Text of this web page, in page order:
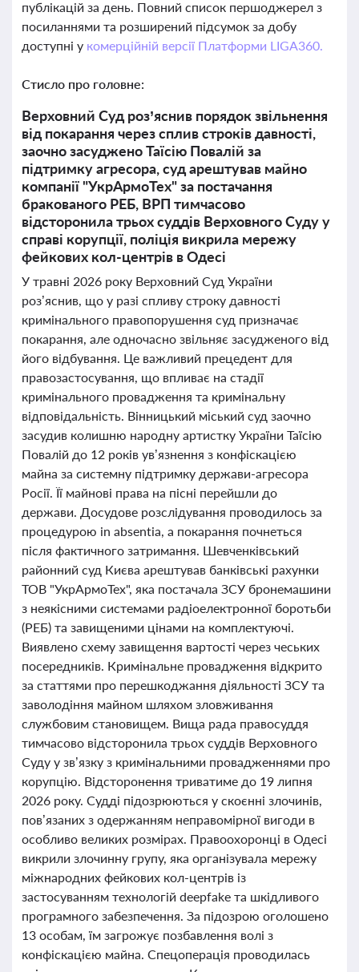
публікацій за день. Повний список першоджерел з
посиланнями та розширений підсумок за добу
доступні у комерційній версії Платформи LIGA360.
Стисло про головне:
Верховний Суд роз’яснив порядок звільнення
від покарання через сплив строків давності,
заочно засуджено Таїсію Повалій за
підтримку агресора, суд арештував майно
компанії "УкрАрмоТех" за постачання
бракованого РЕБ, ВРП тимчасово
відсторонила трьох суддів Верховного Суду у
справі корупції, поліція викрила мережу
фейкових кол-центрів в Одесі
У травні 2026 року Верховний Суд України
роз’яснив, що у разі спливу строку давності
кримінального правопорушення суд призначає
покарання, але одночасно звільняє засудженого від
його відбування. Це важливий прецедент для
правозастосування, що впливає на стадії
кримінального провадження та кримінальну
відповідальність. Вінницький міський суд заочно
засудив колишню народну артистку України Таїсію
Повалій до 12 років ув’язнення з конфіскацією
майна за системну підтримку держави-агресора
Росії. Її майнові права на пісні перейшли до
держави. Досудове розслідування проводилось за
процедурою in absentia, а покарання почнеться
після фактичного затримання. Шевченківський
районний суд Києва арештував банківські рахунки
ТОВ "УкрАрмоТех", яка постачала ЗСУ бронемашини
з неякісними системами радіоелектронної боротьби
(РЕБ) та завищеними цінами на комплектуючі.
Виявлено схему завищення вартості через чеських
посередників. Кримінальне провадження відкрито
за статтями про перешкоджання діяльності ЗСУ та
заволодіння майном шляхом зловживання
службовим становищем. Вища рада правосуддя
тимчасово відсторонила трьох суддів Верховного
Суду у зв’язку з кримінальними провадженнями про
корупцію. Відсторонення триватиме до 19 липня
2026 року. Судді підозрюються у скоєнні злочинів,
пов’язаних з одержанням неправомірної вигоди в
особливо великих розмірах. Правоохоронці в Одесі
викрили злочинну групу, яка організувала мережу
міжнародних фейкових кол-центрів із
застосуванням технологій deepfake та шкідливого
програмного забезпечення. За підозрою оголошено
13 особам, їм загрожує позбавлення волі з
конфіскацією майна. Спецоперація проводилась